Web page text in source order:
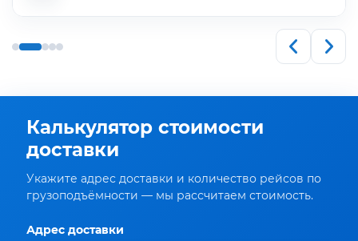
Калькулятор стоимости
доставки
Укажите адрес доставки и количество рейсов по
грузоподъёмности — мы рассчитаем стоимость.
Адрес доставки